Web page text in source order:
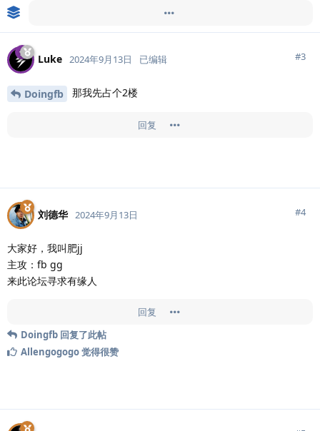
Luke 2024年9月13日 已编辑 #3
Doingfb 那我先占个2楼
回复
刘德华 2024年9月13日 #4
大家好，我叫肥jj
主攻：fb gg
来此论坛寻求有缘人
回复
Doingfb 回复了此帖
Allengogogo觉得很赞